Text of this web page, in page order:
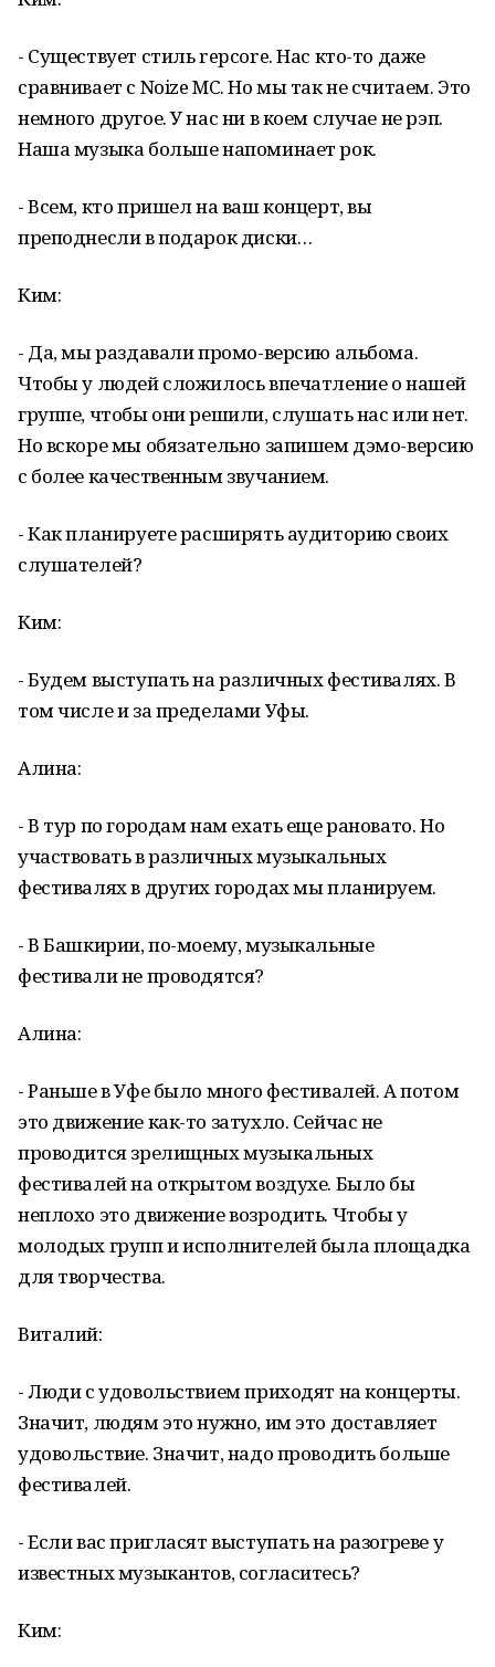
- Существует стиль repcore. Нас кто-то даже
сравнивает с Noize MC. Но мы так не считаем. Это
немного другое. У нас ни в коем случае не рэп.
Наша музыка больше напоминает рок.
- Всем, кто пришел на ваш концерт, вы
преподнесли в подарок диски…
Ким:
- Да, мы раздавали промо-версию альбома.
Чтобы у людей сложилось впечатление о нашей
группе, чтобы они решили, слушать нас или нет.
Но вскоре мы обязательно запишем дэмо-версию
с более качественным звучанием.
- Как планируете расширять аудиторию своих
слушателей?
Ким:
- Будем выступать на различных фестивалях. В
том числе и за пределами Уфы.
Алина:
- В тур по городам нам ехать еще рановато. Но
участвовать в различных музыкальных
фестивалях в других городах мы планируем.
- В Башкирии, по-моему, музыкальные
фестивали не проводятся?
Алина:
- Раньше в Уфе было много фестивалей. А потом
это движение как-то затухло. Сейчас не
проводится зрелищных музыкальных
фестивалей на открытом воздухе. Было бы
неплохо это движение возродить. Чтобы у
молодых групп и исполнителей была площадка
для творчества.
Виталий:
- Люди с удовольствием приходят на концерты.
Значит, людям это нужно, им это доставляет
удовольствие. Значит, надо проводить больше
фестивалей.
- Если вас пригласят выступать на разогреве у
известных музыкантов, согласитесь?
Ким: